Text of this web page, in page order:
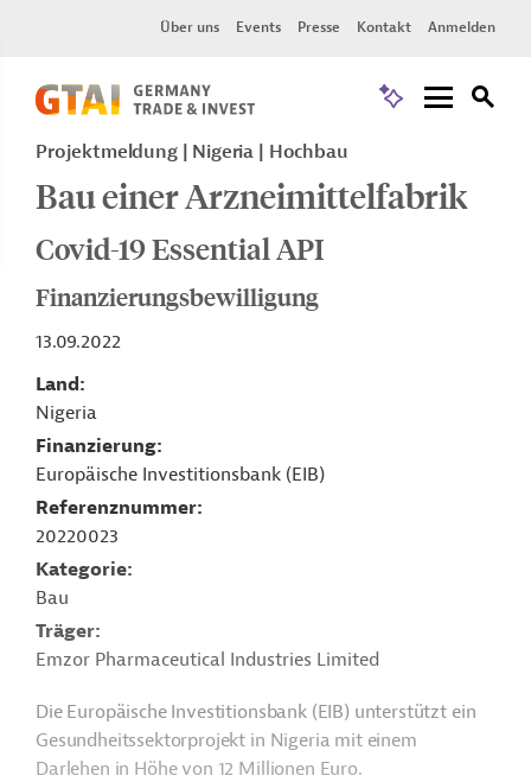
Über uns Events Presse Kontakt Anmelden
Projektmeldung Nigeria Hochbau
Bau einer Arzneimittelfabrik
Covid-19 Essential API
Finanzierungsbewilligung
13.09.2022
Land
Nigeria
Finanzierung
Europäische Investitionsbank (EIB)
Referenznummer
20220023
Kategorie
Bau
Träger
Emzor Pharmaceutical Industries Limited
Die Europäische Investitionsbank (EIB) unterstützt ein
Gesundheitssektorprojekt in Nigeria mit einem
Darlehen in Höhe von 12 Millionen Euro.